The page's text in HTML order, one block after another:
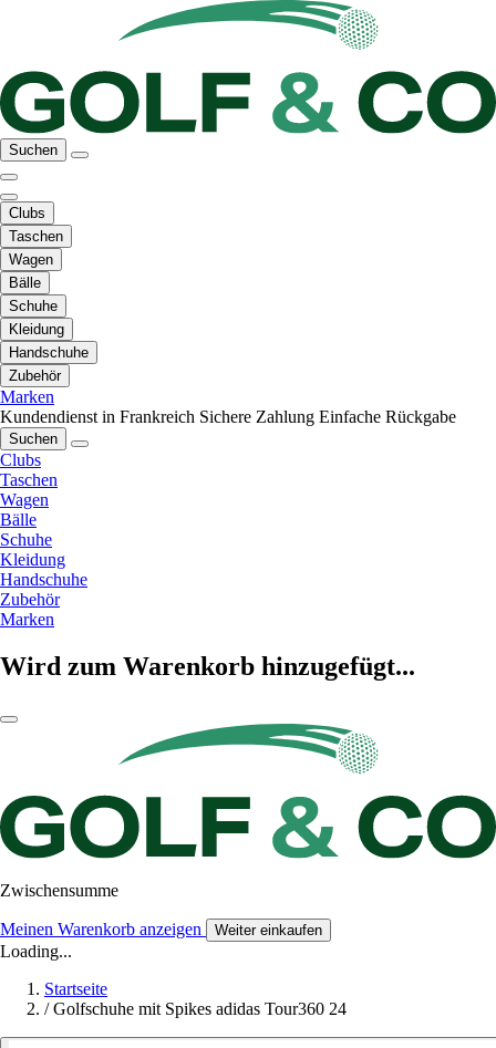
Suchen
Clubs
Taschen
Wagen
Bälle
Schuhe
Kleidung
Handschuhe
Zubehör
Marken
Kundendienst in Frankreich Sichere Zahlung Einfache Rückgabe
Suchen
Clubs
Taschen
Wagen
Bälle
Schuhe
Kleidung
Handschuhe
Zubehör
Marken
Wird zum Warenkorb hinzugefügt...
Zwischensumme
Meinen Warenkorb anzeigen Weiter einkaufen
Loading...
Startseite
/ Golfschuhe mit Spikes adidas Tour360 24